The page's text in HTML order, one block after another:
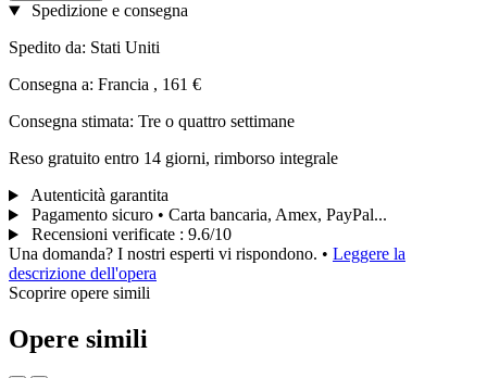
Spedizione e consegna
Spedito da: Stati Uniti
Consegna a: Francia , 161 €
Consegna stimata: Tre o quattro settimane
Reso gratuito entro 14 giorni, rimborso integrale
Autenticità garantita
Pagamento sicuro • Carta bancaria, Amex, PayPal...
Recensioni verificate : 9.6/10
Una domanda? I nostri esperti vi rispondono. • Leggere la
descrizione dell'opera
Scoprire opere simili
Opere simili